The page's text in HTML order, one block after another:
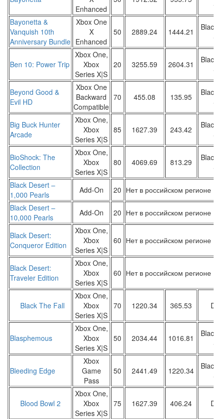
Enhanced
Bayonetta &
Vanquish 10th
Anniversary Bundle
Xbox One
X
Enhanced
50 2889.24 1444.21
Black
Ben 10: Power Trip
Xbox One,
Xbox
Series X|S
20 3255.59 2604.31
Black
Beyond Good &
Evil HD
Xbox One
Backward
Compatible
70 455.08 135.95
Black
Big Buck Hunter
Arcade
Xbox One,
Xbox
Series X|S
85 1627.39 243.42
Black
BioShock: The
Collection
Xbox One,
Xbox
Series X|S
80 4069.69 813.29
Black
Black Desert –
1,000 Pearls
Add-On 20 Нет в российском регионе
Black Desert –
10,000 Pearls
Add-On 20 Нет в российском регионе
Black Desert:
Conqueror Edition
Xbox One,
Xbox
Series X|S
60 Нет в российском регионе
Black Desert:
Traveler Edition
Xbox One,
Xbox
Series X|S
60 Нет в российском регионе
Black The Fall
Xbox One,
Xbox
Series X|S
70 1220.34 365.53
Blasphemous
Xbox One,
Xbox
Series X|S
50 2034.44 1016.81
Black
Bleeding Edge
Xbox
Game
Pass
50 2441.49 1220.34
Black
Blood Bowl 2
Xbox One,
Xbox
Series X|S
75 1627.39 406.24